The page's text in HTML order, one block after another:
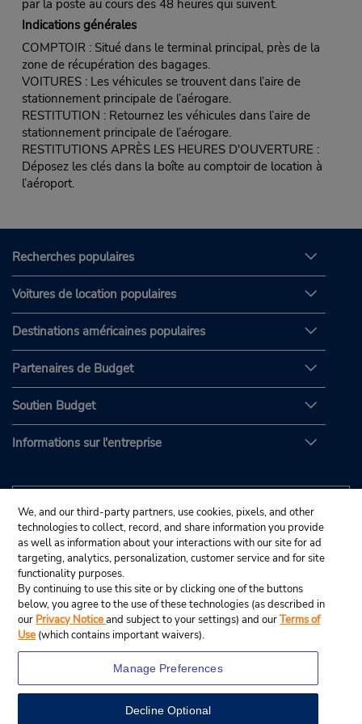
par la poste au cours des 48 heures qui suivent.
Indications générales
COMPTOIR : Situé dans le terminal principal, près de la
zone de récupération des bagages.
VOITURES : Les véhicules se trouvent dans l’aire de
stationnement principale de l’aérogare.
RESTITUTION : Retournez les véhicules dans l’aire de
stationnement principale de l’aérogare.
RESTITUTIONS APRÈS LES HEURES D'OUVERTURE :
Déposez les clés dans la boîte au comptoir de location à
l’aéroport.
Recherches populaires
Voitures de location populaires
Destinations américaines populaires
Partenaires de Budget
Soutien Budget
Informations sur l'entreprise
We, and our third-party partners, use cookies, pixels, and other
technologies to collect, record, and share information you provide
as well as information about your interactions with our site for ad
targeting, analytics, personalization, customer service and for site
functionality purposes.
By continuing to use this site or by clicking one of the buttons
below, you agree to the use of these technologies (as described in
our Privacy Noticeand subject to your settings) and ourTerms of
Use (which contains important waivers).
Manage Preferences
Decline Optional